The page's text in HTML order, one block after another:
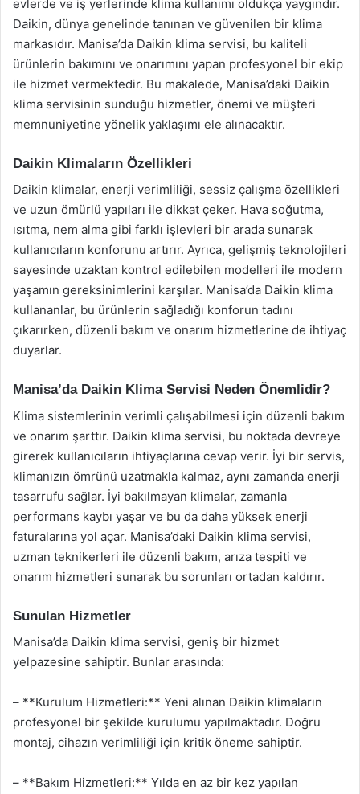
evlerde ve iş yerlerinde klima kullanımı oldukça yaygındır.
Daikin, dünya genelinde tanınan ve güvenilen bir klima
markasıdır. Manisa’da Daikin klima servisi, bu kaliteli
ürünlerin bakımını ve onarımını yapan profesyonel bir ekip
ile hizmet vermektedir. Bu makalede, Manisa’daki Daikin
klima servisinin sunduğu hizmetler, önemi ve müşteri
memnuniyetine yönelik yaklaşımı ele alınacaktır.
Daikin Klimaların Özellikleri
Daikin klimalar, enerji verimliliği, sessiz çalışma özellikleri
ve uzun ömürlü yapıları ile dikkat çeker. Hava soğutma,
ısıtma, nem alma gibi farklı işlevleri bir arada sunarak
kullanıcıların konforunu artırır. Ayrıca, gelişmiş teknolojileri
sayesinde uzaktan kontrol edilebilen modelleri ile modern
yaşamın gereksinimlerini karşılar. Manisa’da Daikin klima
kullananlar, bu ürünlerin sağladığı konforun tadını
çıkarırken, düzenli bakım ve onarım hizmetlerine de ihtiyaç
duyarlar.
Manisa’da Daikin Klima Servisi Neden Önemlidir?
Klima sistemlerinin verimli çalışabilmesi için düzenli bakım
ve onarım şarttır. Daikin klima servisi, bu noktada devreye
girerek kullanıcıların ihtiyaçlarına cevap verir. İyi bir servis,
klimanızın ömrünü uzatmakla kalmaz, aynı zamanda enerji
tasarrufu sağlar. İyi bakılmayan klimalar, zamanla
performans kaybı yaşar ve bu da daha yüksek enerji
faturalarına yol açar. Manisa’daki Daikin klima servisi,
uzman teknikerleri ile düzenli bakım, arıza tespiti ve
onarım hizmetleri sunarak bu sorunları ortadan kaldırır.
Sunulan Hizmetler
Manisa’da Daikin klima servisi, geniş bir hizmet
yelpazesine sahiptir. Bunlar arasında:
– **Kurulum Hizmetleri:** Yeni alınan Daikin klimaların
profesyonel bir şekilde kurulumu yapılmaktadır. Doğru
montaj, cihazın verimliliği için kritik öneme sahiptir.
– **Bakım Hizmetleri:** Yılda en az bir kez yapılan